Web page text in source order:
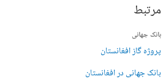
مرتبط
بانک جهانی
پروژه گاز افغانستان
بانک جهانی در افغانستان